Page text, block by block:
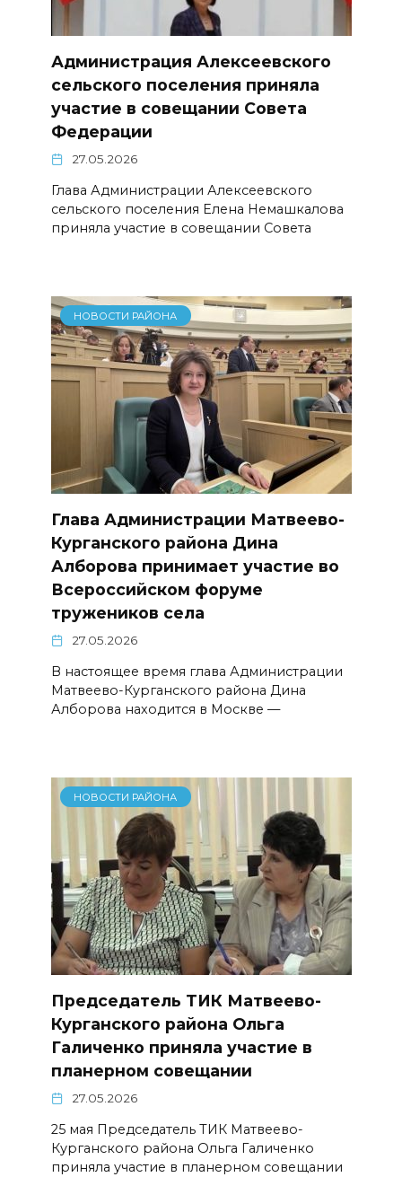
Администрация Алексеевского
сельского поселения приняла
участие в совещании Совета
Федерации
27.05.2026
Глава Администрации Алексеевского
сельского поселения Елена Немашкалова
приняла участие в совещании Совета
НОВОСТИ РАЙОНА
Глава Администрации Матвеево-
Курганского района Дина
Алборова принимает участие во
Всероссийском форуме
тружеников села
27.05.2026
В настоящее время глава Администрации
Матвеево-Курганского района Дина
Алборова находится в Москве —
НОВОСТИ РАЙОНА
Председатель ТИК Матвеево-
Курганского района Ольга
Галиченко приняла участие в
планерном совещании
27.05.2026
25 мая Председатель ТИК Матвеево-
Курганского района Ольга Галиченко
приняла участие в планерном совещании